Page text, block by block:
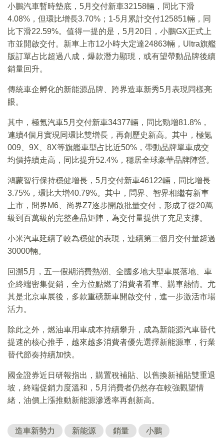
小鵬汽車暫時墊底，5月交付新車32158輛，同比下滑
4.08%，但環比增長3.70%；1-5月累計交付125851輛，同
比下滑22.59%。值得一提的是，5月20日，小鵬GX正式上
市並開啟交付。新車上市12小時大定達24863輛，Ultra旗艦
版訂單占比超過八成，爆款潛力顯現，或有望帶動品牌後續
銷量回升。
傳統車企孵化的新能源品牌、跨界造車新秀5月表現同樣亮
眼。
其中，極氪汽車5月交付新車34377輛，同比勁增81.8%，
連續4個月實現同環比雙增長，再創歷史新高。其中，極氪
009、9X、8X等旗艦車型占比近50%，帶動品牌單車成交
均價持續走高，同比提升52.4%，穩居全球豪華品牌陣營。
鴻蒙智行保持穩健增長，5月交付新車46122輛，同比增長
3.75%，環比大增40.79%。其中，問界、智界相繼有新車
上市，問界M6、尚界Z7逐步開啟批量交付，形成了從20萬
級到百萬級的完整產品矩陣，為交付量提供了充足支撐。
小米汽車延續了較為穩健的表現，連續第二個月交付量超過
30000輛。
回溯5月，五一假期消費熱潮、全國多地大型車展落地、車
企終端密集促銷，全方位點燃了消費者看車、購車熱情。尤
其是北京車展後，多款重磅新車開啟交付，進一步激活市場
活力。
除此之外，燃油車用車成本持續攀升，成為新能源汽車替代
提速的核心推手，越來越多消費者優先選擇新能源車，行業
替代節奏持續加快。
國金證券近日研報指出，購置稅補貼、以舊換新補貼雙重退
坡，終端促銷力度溫和，5月消費者仍然存在較強觀望情
緒，油價上漲推動新能源滲透率再創新高。
造車新勢力 新能源 銷量 小鵬